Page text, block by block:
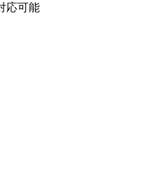
応可能